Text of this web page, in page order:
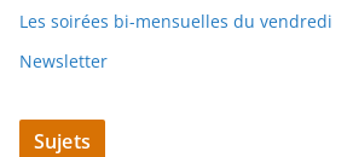
Les soirées bi-mensuelles du vendredi
Newsletter
Sujets